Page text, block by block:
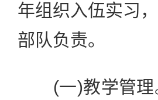
年组织入伍实习
部队负责。
(一)教学管理